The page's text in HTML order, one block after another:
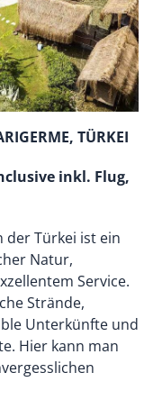
TÜRKEI
inkl. Flug,
der Türkei ist ein
Natur,
Service.
Strände,
Unterkünfte und
Hier kann man